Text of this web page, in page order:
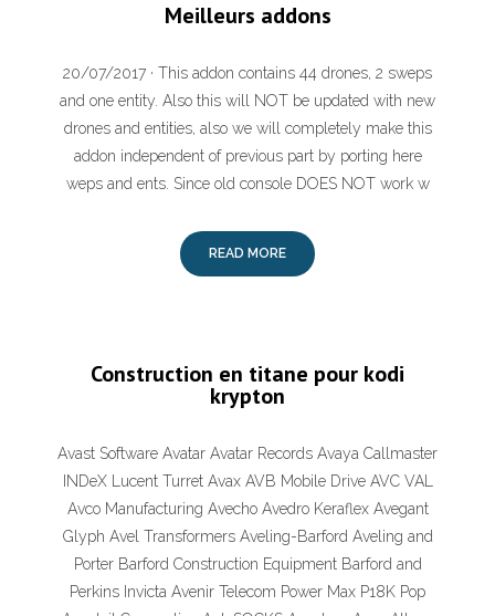
Meilleurs addons
20/07/2017 · This addon contains 44 drones, 2 sweps
and one entity. Also this will NOT be updated with new
drones and entities, also we will completely make this
addon independent of previous part by porting here
weps and ents. Since old console DOES NOT work w
READ MORE
Construction en titane pour kodi
krypton
Avast Software Avatar Avatar Records Avaya Callmaster
INDeX Lucent Turret Avax AVB Mobile Drive AVC VAL
Avco Manufacturing Avecho Avedro Keraflex Avegant
Glyph Avel Transformers Aveling-Barford Aveling and
Porter Barford Construction Equipment Barford and
Perkins Invicta Avenir Telecom Power Max P18K Pop